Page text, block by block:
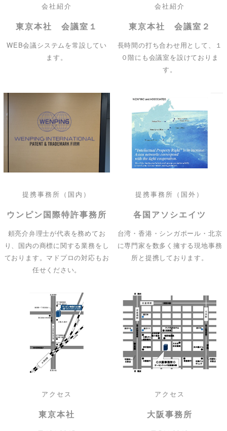
会社紹介
東京本社 会議室１
WEB会議システムを常設してい
ます。
会社紹介
東京本社 会議室２
長時間の打ち合わせ用として、１
０階にも会議室を設けておりま
す。
提携事務所（国内）
ウンピン国際特許事務所
頼亮介弁理士が代表を務めてお
り、国内の商標に関する業務をし
ております。マドプロの対応もお
任せください。
提携事務所（国外）
各国アソシエイツ
台湾・香港・シンガポール・北京
に専門家を数多く擁する現地事務
所と提携しております。
アクセス
東京本社
アクセス
大阪事務所